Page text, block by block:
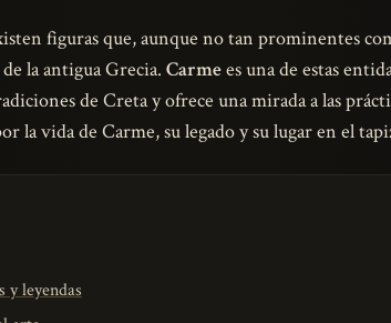
figuras que, aunque no tan prominentes
la antigua Grecia. Carmees una de estas
de Creta y ofrece una mirada a las
la vida de Carme, su legado y su lugar en el
y leyendas